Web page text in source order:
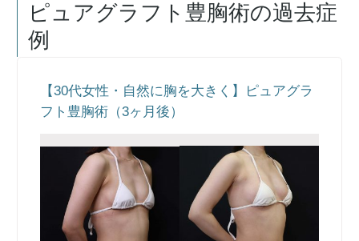
ピュアグラフト豊胸術の過去症
例
【30代女性・自然に胸を大きく】ピュアグラ
フト豊胸術（3ヶ月後）